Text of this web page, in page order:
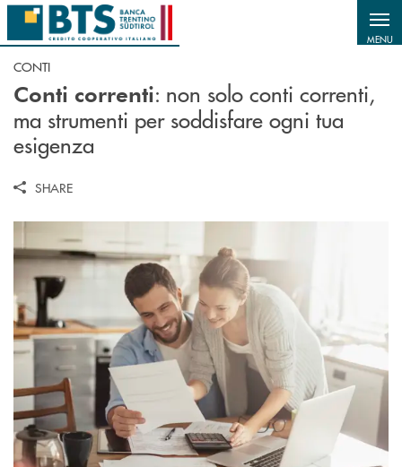
Salta al contenuto principale
MENU
CONTI
Conti correnti: non solo conti correnti,
ma strumenti per soddisfare ogni tua
esigenza
SHARE